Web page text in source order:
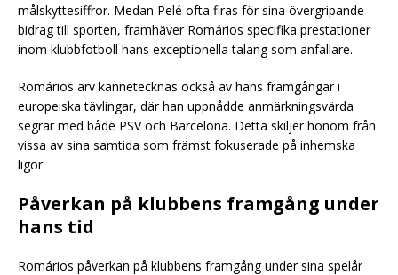
målskyttesiffror. Medan Pelé ofta firas för sina övergripande
bidrag till sporten, framhäver Romários specifika prestationer
inom klubbfotboll hans exceptionella talang som anfallare.
Romários arv kännetecknas också av hans framgångar i
europeiska tävlingar, där han uppnådde anmärkningsvärda
segrar med både PSV och Barcelona. Detta skiljer honom från
vissa av sina samtida som främst fokuserade på inhemska
ligor.
Påverkan på klubbens framgång under
hans tid
Romários påverkan på klubbens framgång under sina spelår